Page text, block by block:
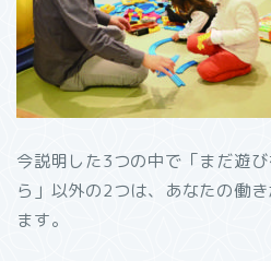
今説明した3つの中で「まだ遊
ら」以外の2つは、あなたの働
ます。